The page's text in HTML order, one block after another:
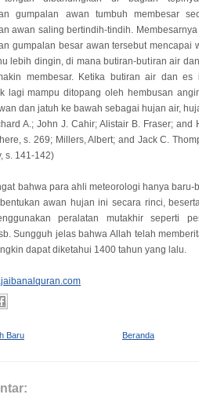
gumpalan awan tumbuh membesar
awan saling bertindih-tindih.
gumpalan besar awan tersebut mencapai
lebih dingin, di mana butiran-butiran air
membesar. Ketika butiran air dan
lagi mampu ditopang oleh hembusan
dan jatuh ke bawah sebagai hujan air,
A.; John J. Cahir; Alistair B. Fraser; and
s. 269; Millers, Albert; and Jack C.
s. 141-142)
bahwa para ahli meteorologi hanya baru-
awan hujan ini secara rinci,
peralatan mutakhir seperti
Sungguh jelas bahwa Allah telah
dapat diketahui 1400 tahun yang lalu.
Baru Beranda